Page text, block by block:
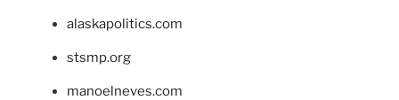
alaskapolitics.com
stsmp.org
manoelneves.com